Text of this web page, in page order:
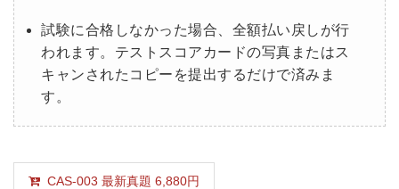
試験に合格しなかった場合、全額払い戻しが行
われます。テストスコアカードの写真またはス
キャンされたコピーを提出するだけで済みま
す。
CAS-003 最新真題 6,880円